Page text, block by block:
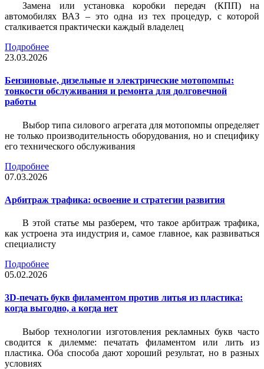
Замена или установка коробки передач (КПП) на
автомобилях ВАЗ – это одна из тех процедур, с которой
сталкивается практически каждый владелец
Подробнее
23.03.2026
Бензиновые, дизельные и электрические мотопомпы:
тонкости обслуживания и ремонта для долговечной
работы
Выбор типа силового агрегата для мотопомпы определяет
не только производительность оборудования, но и специфику
его технического обслуживания
Подробнее
07.03.2026
Арбитраж трафика: освоение и стратегии развития
В этой статье мы разберем, что такое арбитраж трафика,
как устроена эта индустрия и, самое главное, как развиваться
специалисту
Подробнее
05.02.2026
3D-печать букв филаментом против литья из пластика:
когда выгодно, а когда нет
Выбор технологии изготовления рекламных букв часто
сводится к дилемме: печатать филаментом или лить из
пластика. Оба способа дают хороший результат, но в разных
условиях